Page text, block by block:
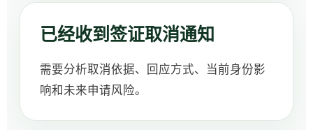
已经收到签证取消通知
需要分析取消依据、回应方式、当前身份影
响和未来申请风险。